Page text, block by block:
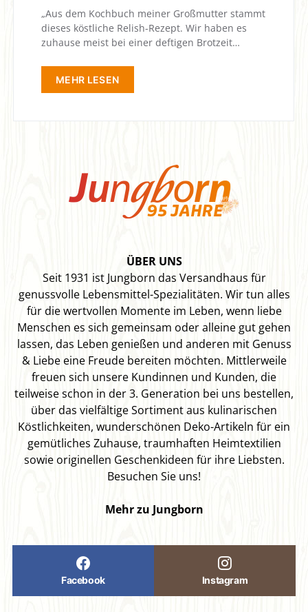
„Aus dem Kochbuch meiner Großmutter stammt
dieses köstliche Relish-Rezept. Wir haben es
zuhause meist bei einer deftigen Brotzeit…
MEHR LESEN
ÜBER UNS
Seit 1931 ist Jungborn das Versandhaus für
genussvolle Lebensmittel-Spezialitäten. Wir tun alles
für die wertvollen Momente im Leben, wenn liebe
Menschen es sich gemeinsam oder alleine gut gehen
lassen, das Leben genießen und anderen mit Genuss
& Liebe eine Freude bereiten möchten. Mittlerweile
freuen sich unsere Kundinnen und Kunden, die
teilweise schon in der 3. Generation bei uns bestellen,
über das vielfältige Sortiment aus kulinarischen
Köstlichkeiten, wunderschönen Deko-Artikeln für ein
gemütliches Zuhause, traumhaften Heimtextilien
sowie originellen Geschenkideen für ihre Liebsten.
Besuchen Sie uns!
Mehr zu Jungborn
Facebook Instagram